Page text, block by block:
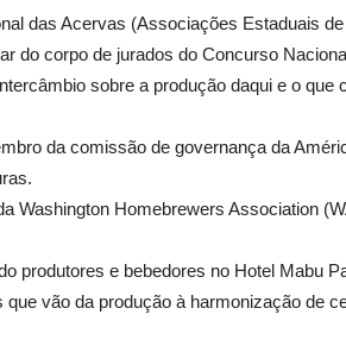
das Acervas (Associações Estaduais
do corpo de jurados do Concurso
sobre a produção daqui e o que
da comissão de governança da
Washington Homebrewers Association
produtores e bebedores no Hotel Mabu
vão da produção à harmonização de